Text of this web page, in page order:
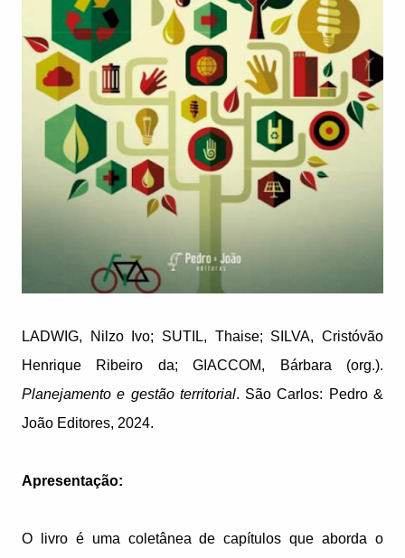
LADWIG, Nilzo Ivo; SUTIL, Thaise; SILVA, Cristóvão
Henrique Ribeiro da; GIACCOM, Bárbara (org.).
Planejamento e gestão territorial. São Carlos: Pedro &
João Editores, 2024.
Apresentação:
O livro é uma coletânea de capítulos que aborda o